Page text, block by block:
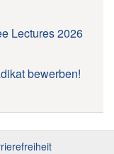
Lectures 2026
bewerben!